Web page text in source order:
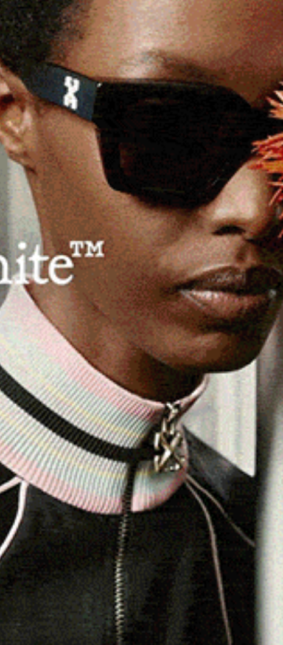
GAL Anglona-Coros con 200mila euro, partiranno il
lunedì 3 febbraio a Muros i lavori di riqualificazione delparco
spalle del centro abitato. All’interno del polmone verde,
Ossi, per un’estensione circa15 ettarisaranno messi in
sorgenti e rese fruibili le zone più pianeggianti con tavoli da
Il progetto è interamente finanziato con200mila euro dalGal
degli investimenti a sostegno delle infrastrutture turistiche su
D&S Giardini S.r.l.
comunale – spiega il sindacoFederico Tolu – è quello di
renderla fruibile sia dalla popolazione locale che dai turisti che
incontaminata che offre il parco, rendendolo un attrattore per
il primo cittadino – saranno realizzati in piena armonia
fruire di tutte le bellezze paesaggistiche, di poter cogliere i frutti
approvvigionarsi di un bene prezioso come l’acqua dolce, grazie
che alimentavano l’acquedotto cittadino».